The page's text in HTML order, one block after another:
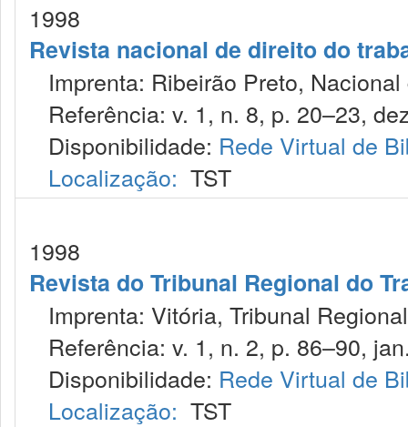
1998
Revista nacional de direito do
Imprenta: Ribeirão Preto,
Referência: v. 1, n. 8, p. 20–23,
Disponibilidade: Rede Virtual de
Localização: TST
1998
Revista do Tribunal Regional do
Imprenta: Vitória, Tribunal
Referência: v. 1, n. 2, p. 86–90,
Disponibilidade: Rede Virtual de
Localização: TST